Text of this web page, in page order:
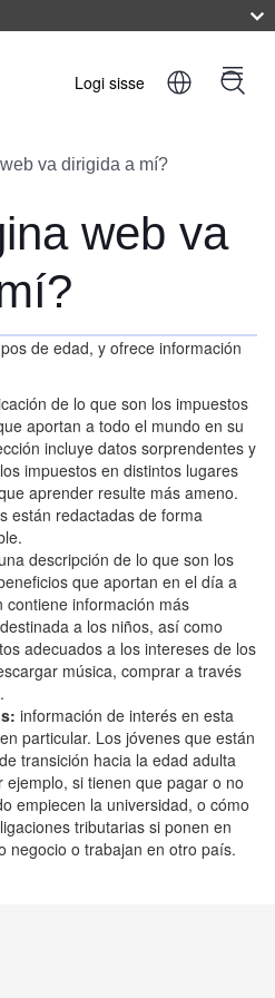
User
account
Logi sisse Menu
va dirigida a mí?
web va
de edad, y ofrece información
de lo que son los impuestos
aportan a todo el mundo en su
incluye datos sorprendentes y
impuestos en distintos lugares
aprender resulte más ameno.
están redactadas de forma
una descripción de lo que son los
que aportan en el día a
contiene información más
a los niños, así como
adecuados a los intereses de los
música, comprar a través
información de interés en esta
particular. Los jóvenes que están
transición hacia la edad adulta
ejemplo, si tienen que pagar o no
empiecen la universidad, o cómo
tributarias si ponen en
negocio o trabajan en otro país.